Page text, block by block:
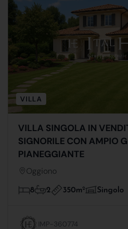
VILLA
VILLA SINGOLA IN
SIGNORILE CON AMPIO
PIANEGGIANTE
Oggiono
8 2 350m2 Singolo
IMP-360774